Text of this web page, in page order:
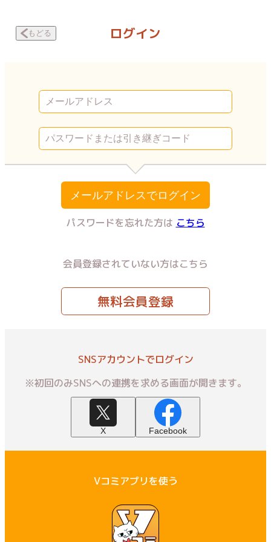
もどる ログイン
メールアドレスでログイン
パスワードを忘れた方は こちら
会員登録されていない方はこちら
無料会員登録
SNSアカウントでログイン
※初回のみSNSへの連携を求める画面が開きます。
X Facebook
Vコミアプリを使う